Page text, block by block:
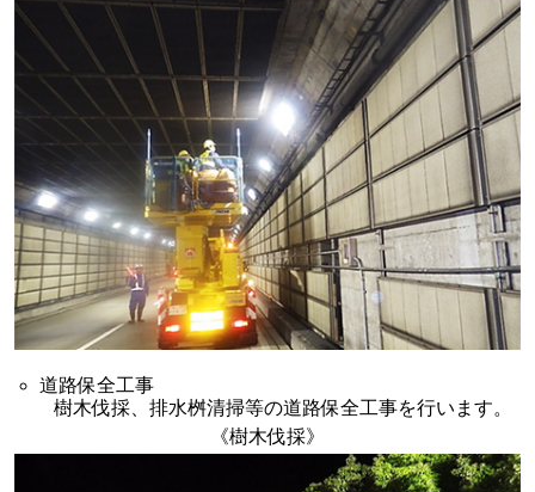
道路保全工事
樹木伐採、排水桝清掃等の道路保全工事を行います。
《樹木伐採》